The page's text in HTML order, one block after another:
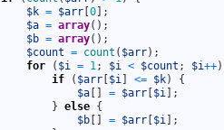
$k = $arr 0
;
$a = array( ) ;
$b = array( ) ;
$count = count ( $arr) ;
for
( $i = 1; $i < $count ; $i++)
if
( $arr $i <= $k)
{
$a
= $arr $i
;
} else {
$b
= $arr $i
;